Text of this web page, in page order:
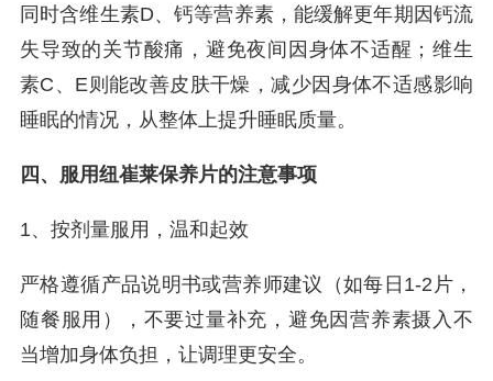
同时含维生素D、钙等营养素，能缓解更年期因钙流
失导致的关节酸痛，避免夜间因身体不适醒；维生
素C、E则能改善皮肤干燥，减少因身体不适感影响
睡眠的情况，从整体上提升睡眠质量。
四、服用纽崔莱保养片的注意事项
1、按剂量服用，温和起效
严格遵循产品说明书或营养师建议（如每日1-2片，
随餐服用），不要过量补充，避免因营养素摄入不
当增加身体负担，让调理更安全。